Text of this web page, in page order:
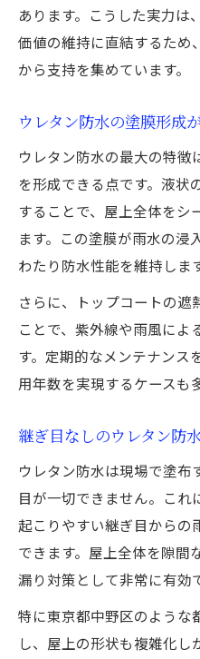
ウレタン防水の
説
み
メンテナンス性に優
ウレタン防水の
防水層の長寿命化
ウレタン防水の
す安心
定期点検に強い
屋上維持管理で生
中野区で信頼される
中野区のマンシ
される背景
ウレタン防水の
ト
地域の防水ニーズ
強み
ウレタン防水施
あります。こうした実力は
価値の維持に直結するため
から支持を集めています。
ウレタン防水の塗膜形成
ウレタン防水の最大の特徴
を形成できる点です。液状
することで、屋上全体をシ
ます。この塗膜が雨水の浸
わたり防水性能を維持します
さらに、トップコートの遮
ことで、紫外線や雨風によ
す。定期的なメンテナンス
用年数を実現するケースも
継ぎ目なしのウレタン防
ウレタン防水は現場で塗布
目が一切できません。これ
起こりやすい継ぎ目からの
できます。屋上全体を隙間
漏り対策として非常に有効
特に東京都中野区のような
し、屋上の形状も複雑化し